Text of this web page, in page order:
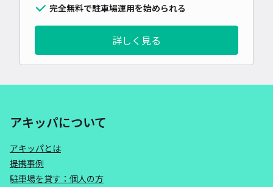
完全無料で駐車場運用を始められる
詳しく見る
アキッパについて
アキッパとは
提携事例
駐車場を貸す：個人の方